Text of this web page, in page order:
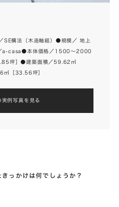
構法（木造軸組）●規模／ 地上
a-casa●本体価格／1500～2000
坪］●建築面積／59.62㎡
㎡［33.56坪］
実例写真を見る
っかけは何でしょうか？